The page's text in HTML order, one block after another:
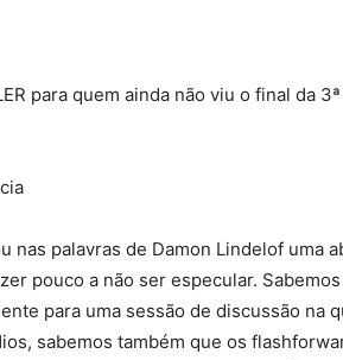
para quem ainda não viu o final da
nas palavras de Damon Lindelof uma
pouco a não ser especular.
para uma sessão de discussão na
sabemos também que os